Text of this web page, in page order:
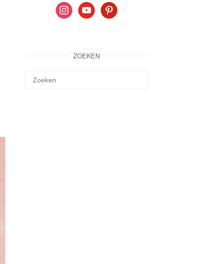
instagramyoutubepinterest
ZOEKEN